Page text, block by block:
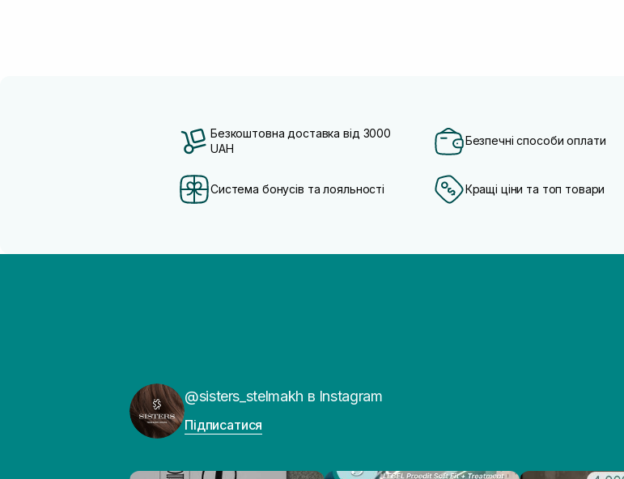
Безкоштовна доставка від 3000
UAH
Безпечні способи оплати
Система бонусів та лояльності Кращі ціни та топ товари
@sisters_stelmakh в Instagram
Підписатися